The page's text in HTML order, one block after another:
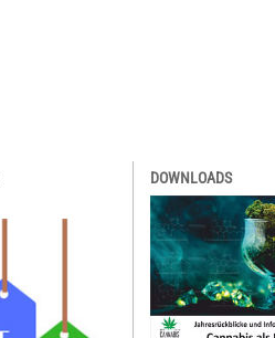
DOWNLOADS